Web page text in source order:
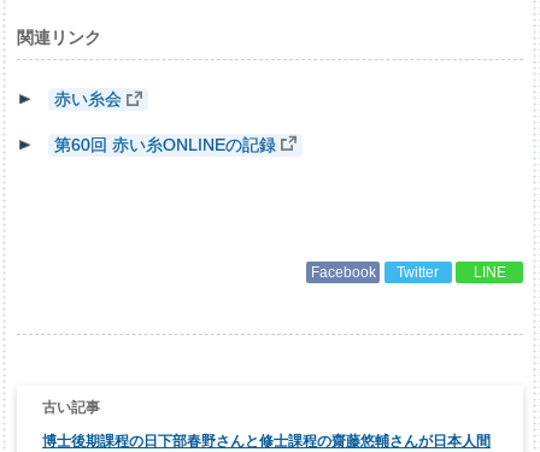
関連リンク
赤い糸会
第60回 赤い糸ONLINEの記録
Facebook Twitter LINE
博士後期課程の日下部春野さんと修士課程の齋藤悠輔さんが日本人間